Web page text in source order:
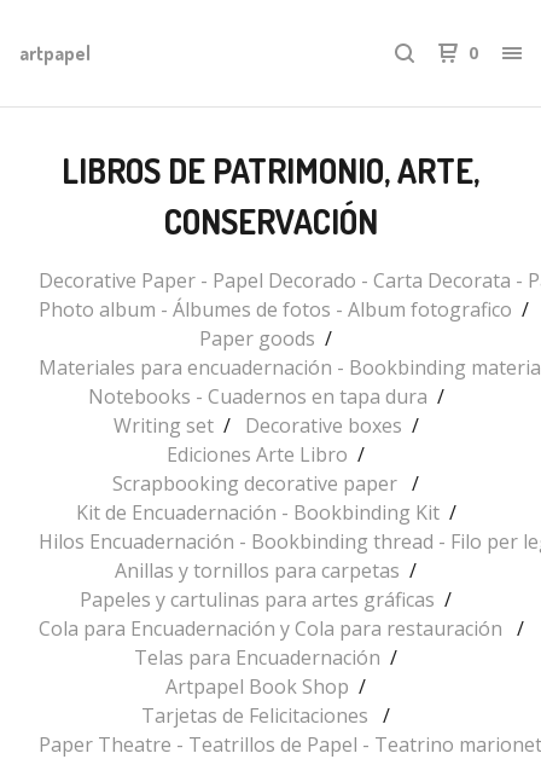
artpapel 0
LIBROS DE PATRIMONIO, ARTE,
CONSERVACIÓN
Decorative Paper - Papel Decorado - Carta Decorata -
Photo album - Álbumes de fotos - Album fotografico
Paper goods
Materiales para encuadernación - Bookbinding
Notebooks - Cuadernos en tapa dura
Writing set
Decorative boxes
Ediciones Arte Libro
Scrapbooking decorative paper
Kit de Encuadernación - Bookbinding Kit
Hilos Encuadernación - Bookbinding thread - Filo per
Anillas y tornillos para carpetas
Papeles y cartulinas para artes gráficas
Cola para Encuadernación y Cola para restauración
Telas para Encuadernación
Artpapel Book Shop
Tarjetas de Felicitaciones
Paper Theatre - Teatrillos de Papel - Teatrino